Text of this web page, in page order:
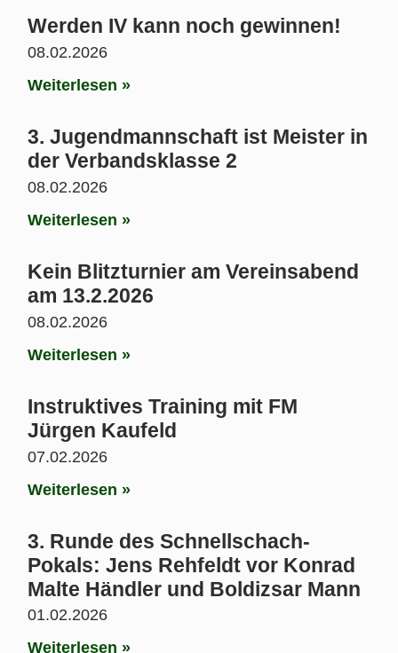
Werden IV kann noch gewinnen!
08.02.2026
Weiterlesen »
3. Jugendmannschaft ist Meister in
der Verbandsklasse 2
08.02.2026
Weiterlesen »
Kein Blitzturnier am Vereinsabend
am 13.2.2026
08.02.2026
Weiterlesen »
Instruktives Training mit FM
Jürgen Kaufeld
07.02.2026
Weiterlesen »
3. Runde des Schnellschach-
Pokals: Jens Rehfeldt vor Konrad
Malte Händler und Boldizsar Mann
01.02.2026
Weiterlesen »